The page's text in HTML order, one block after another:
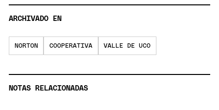
ARCHIVADO EN
NORTON COOPERATIVA VALLE DE UCO
NOTAS RELACIONADAS